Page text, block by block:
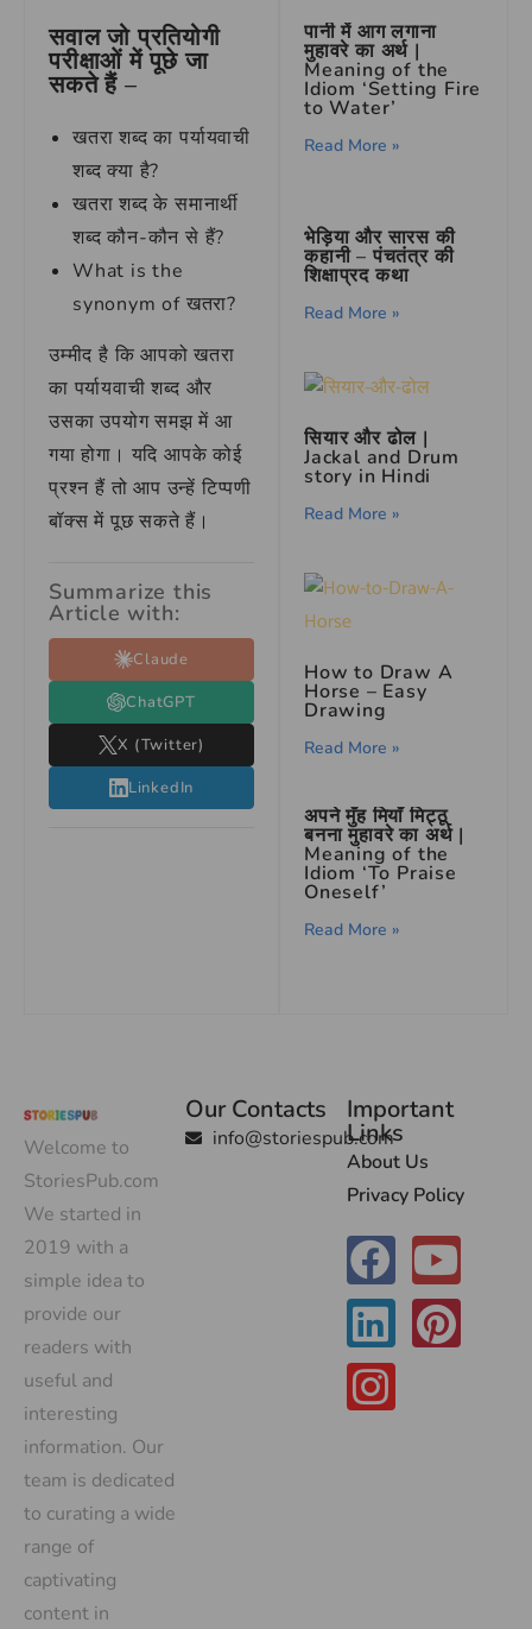
सवाल जो प्रतियोगी
परीक्षाओं में पूछे जा
सकते हैं –
खतरा शब्द का पर्यायवाची
शब्द क्या है?
खतरा शब्द के समानार्थी
शब्द कौन-कौन से हैं?
What is the
synonym of खतरा?
उम्मीद है कि आपको खतरा
का पर्यायवाची शब्द और
उसका उपयोग समझ में आ
गया होगा। यदि आपके कोई
प्रश्न हैं तो आप उन्हें टिप्पणी
बॉक्स में पूछ सकते हैं।
Summarize this
Article with:
Claude
ChatGPT
X (Twitter)
LinkedIn
पानी में आग लगाना
मुहावरे का अर्थ |
Meaning of the
Idiom ‘Setting Fire
to Water’
Read More »
भेड़िया और सारस की
कहानी – पंचतंत्र की
शिक्षाप्रद कथा
Read More »
सियार और ढोल |
Jackal and Drum
story in Hindi
Read More »
How to Draw A
Horse – Easy
Drawing
Read More »
अपने मुँह मियाँ मिट्ठू
बनना मुहावरे का अर्थ |
Meaning of the
Idiom ‘To Praise
Oneself’
Read More »
Welcome to
StoriesPub.com
We started in
2019 with a
simple idea to
provide our
readers with
useful and
interesting
information. Our
team is dedicated
to curating a wide
range of
captivating
content in
Our Contacts
info@storiespub.com
Important
Links
About Us
Privacy Policy